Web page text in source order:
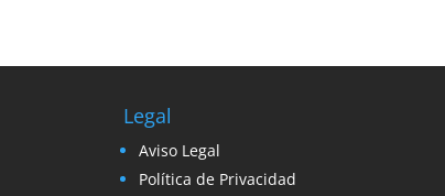
Legal
Aviso Legal
Política de Privacidad